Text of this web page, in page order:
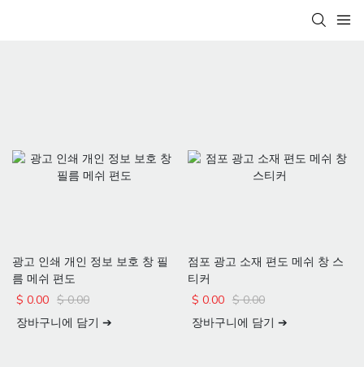
광고 인쇄 개인 정보 보호 창 필
름 메쉬 편도
$ 0.00 $0.00
장바구니에 담기 ➔
점포 광고 소재 편도 메쉬 창 스
티커
$ 0.00 $0.00
장바구니에 담기 ➔